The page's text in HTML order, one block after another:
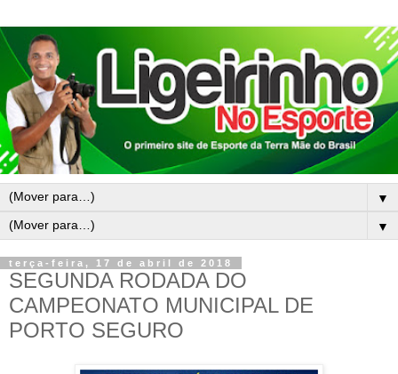
▼
▼
terça-feira, 17 de abril de 2018
SEGUNDA RODADA DO
CAMPEONATO MUNICIPAL DE
PORTO SEGURO